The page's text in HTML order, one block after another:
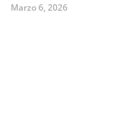
Marzo 6, 2026